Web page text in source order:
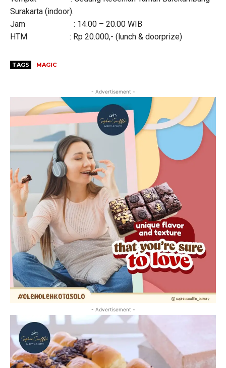
Surakarta (indoor).
Jam : 14.00 – 20.00 WIB
HTM : Rp 20.000,- (lunch & doorprize)
TAGS MAGIC
- Advertisement -
- Advertisement -